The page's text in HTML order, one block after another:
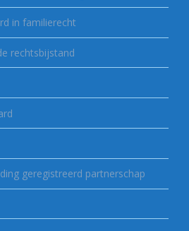
in familierecht
rechtsbijstand
geregistreerd partnerschap